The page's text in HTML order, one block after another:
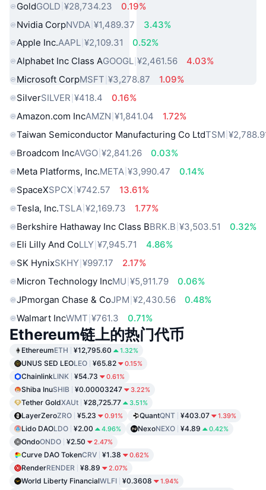
GoldGOLD ¥28,734.23
0.19%
Nvidia CorpNVDA ¥1,489.37
3.43%
Apple Inc.AAPL ¥2,109.31
0.52%
Alphabet Inc Class AGOOGL ¥2,461.56
4.03%
Microsoft CorpMSFT ¥3,278.87
1.09%
SilverSILVER ¥418.4
0.16%
Amazon.com IncAMZN ¥1,841.04
1.72%
Taiwan Semiconductor Manufacturing Co LtdTSM
Broadcom IncAVGO ¥2,841.26
0.03%
Meta Platforms, Inc.META ¥3,990.47
0.14%
SpaceXSPCX ¥742.57
13.61%
Tesla, Inc.TSLA ¥2,169.73
1.77%
Berkshire Hathaway Inc Class BBRK.B ¥3,503.51
0.32%
Eli Lilly And CoLLY ¥7,945.71
4.86%
SK HynixSKHY ¥997.17
2.17%
Micron Technology IncMU ¥5,911.79
0.06%
JPmorgan Chase & CoJPM ¥2,430.56
0.48%
Walmart IncWMT ¥761.3 0.71%
Ethereum链上的热门代币
EthereumETH ¥12,795.60 1.32%
UNUS SED LEOLEO ¥65.82 0.15%
ChainlinkLINK ¥54.73 0.61%
Shiba InuSHIB ¥0.00003247 3.22%
Tether GoldXAUt ¥28,725.77 3.51%
LayerZeroZRO ¥5.23 0.91% QuantQNT ¥403.07 1.39%
Lido DAOLDO ¥2.00 4.96% NexoNEXO ¥4.89 0.42%
OndoONDO ¥2.50 2.47%
Curve DAO TokenCRV ¥1.38 0.62%
RenderRENDER ¥8.89 2.07%
World Liberty FinancialWLFI ¥0.3608 1.94%